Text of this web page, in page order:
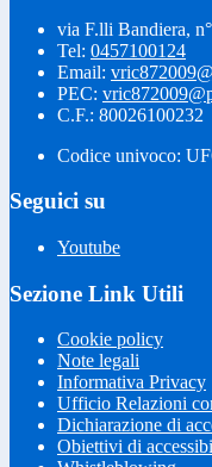
via F.lli Bandiera,
Tel: 0457100124
Email:
PEC:
C.F.: 80026100232
Codice univoco:
Seguici su
Youtube
Sezione Link Utili
Cookie policy
Note legali
Informativa Privacy
Ufficio Relazioni
Dichiarazione di
Obiettivi di